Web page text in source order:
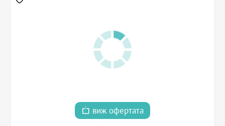
виж офертата